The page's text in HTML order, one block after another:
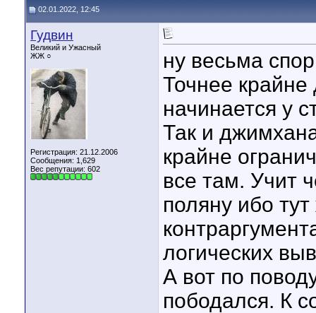
02.01.2022, 12:45
Гудвин
Великий и Ужасный
ЖЖ ○
Регистрация: 21.12.2006
Сообщения: 1,629
Вес репутации: 602
ну весьма
Точнее
начинается у
Так и
крайне
все там. Учит
поляну ибо
логических
А вот по
пободался. К